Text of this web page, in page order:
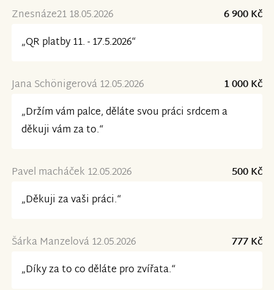
Znesnáze21 18.05.2026
6 900 Kč
„QR platby 11. - 17.5.2026“
Jana Schönigerová 12.05.2026
1 000 Kč
„Držím vám palce, děláte svou práci srdcem a
děkuji vám za to.“
Pavel macháček 12.05.2026
500 Kč
„Děkuji za vaši práci.“
Šárka Manzelová 12.05.2026
777 Kč
„Díky za to co děláte pro zvířata.“